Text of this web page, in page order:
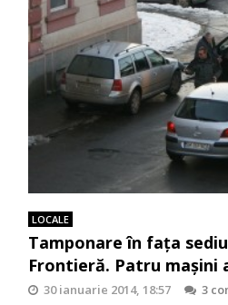
LOCALE
Tamponare în fața
Frontieră. Patru mașini
30 ianuarie 2014, 18:57
3